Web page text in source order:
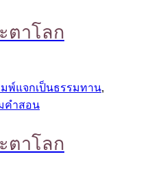
ตาโลก
พ์แจกเป็นธรรมทาน,
คำสอน
ตาโลก